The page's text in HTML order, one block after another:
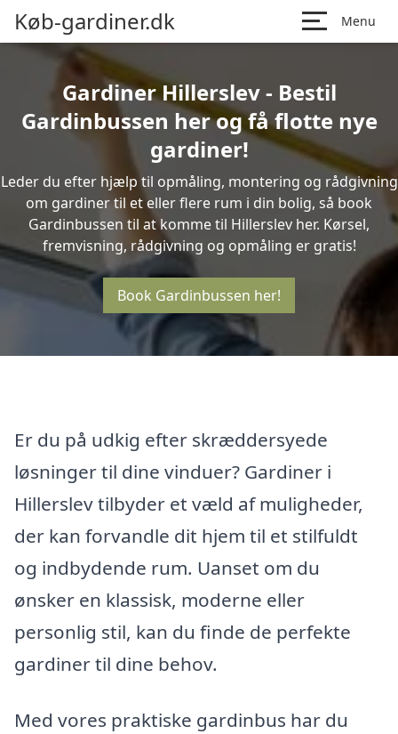
Køb-gardiner.dk Menu
Gardiner Hillerslev - Bestil
Gardinbussen her og få flotte nye
gardiner!
Leder du efter hjælp til opmåling, montering og rådgivning
om gardiner til et eller flere rum i din bolig, så book
Gardinbussen til at komme til Hillerslev her. Kørsel,
fremvisning, rådgivning og opmåling er gratis!
Book Gardinbussen her!
Er du på udkig efter skræddersyede
løsninger til dine vinduer? Gardiner i
Hillerslev tilbyder et væld af muligheder,
der kan forvandle dit hjem til et stilfuldt
og indbydende rum. Uanset om du
ønsker en klassisk, moderne eller
personlig stil, kan du finde de perfekte
gardiner til dine behov.
Med vores praktiske gardinbus har du